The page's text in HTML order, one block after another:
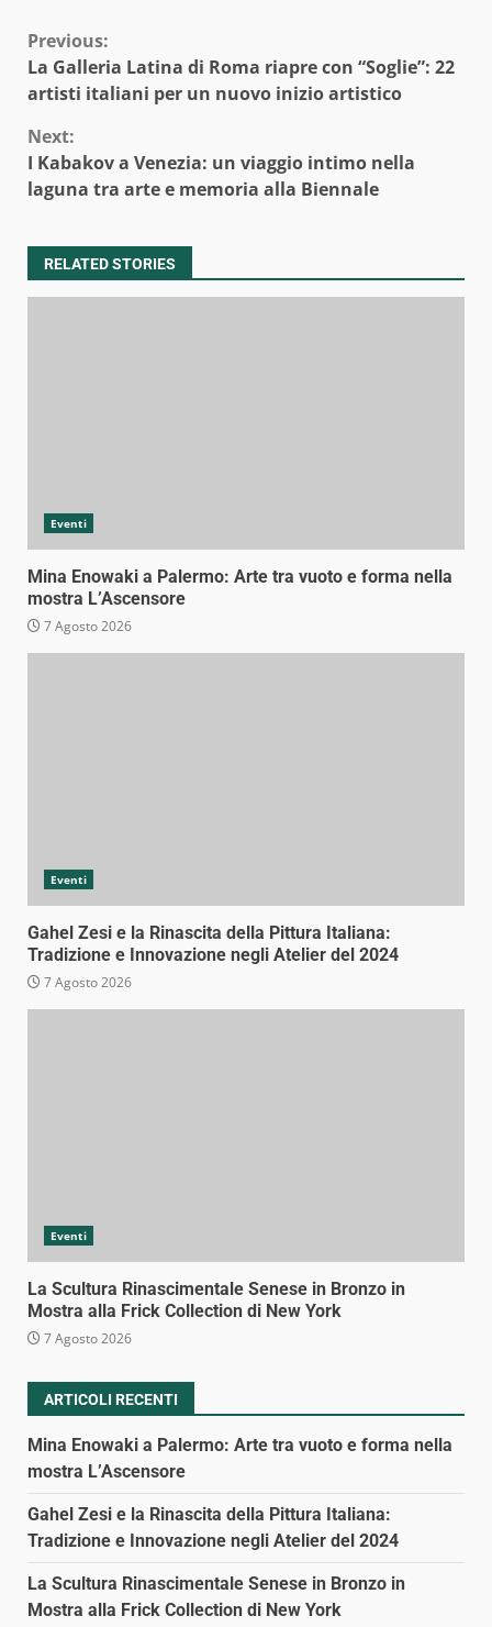
Continue
Reading
Previous:
La Galleria Latina di Roma riapre con “Soglie”: 22
artisti italiani per un nuovo inizio artistico
Next:
I Kabakov a Venezia: un viaggio intimo nella
laguna tra arte e memoria alla Biennale
RELATED STORIES
Eventi
Mina Enowaki a Palermo: Arte tra vuoto e forma nella
mostra L’Ascensore
7 Agosto 2026
Eventi
Gahel Zesi e la Rinascita della Pittura Italiana:
Tradizione e Innovazione negli Atelier del 2024
7 Agosto 2026
Eventi
La Scultura Rinascimentale Senese in Bronzo in
Mostra alla Frick Collection di New York
7 Agosto 2026
ARTICOLI RECENTI
Mina Enowaki a Palermo: Arte tra vuoto e forma nella
mostra L’Ascensore
Gahel Zesi e la Rinascita della Pittura Italiana:
Tradizione e Innovazione negli Atelier del 2024
La Scultura Rinascimentale Senese in Bronzo in
Mostra alla Frick Collection di New York